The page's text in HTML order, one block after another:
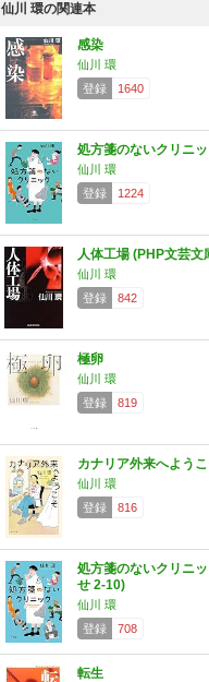
仙川 環の関連本
感染
仙川 環
登録
1640
処方箋のないクリニ
仙川 環
登録
1224
人体工場 (PHP文芸文
仙川 環
登録
842
極卵
仙川 環
登録
819
カナリア外来へよう
仙川 環
登録
816
処方箋のないクリニ
せ 2-10)
仙川 環
登録
708
転生